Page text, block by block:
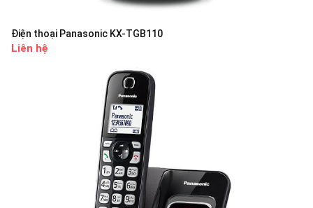
Điện thoại Panasonic KX-TGB110
Liên hệ